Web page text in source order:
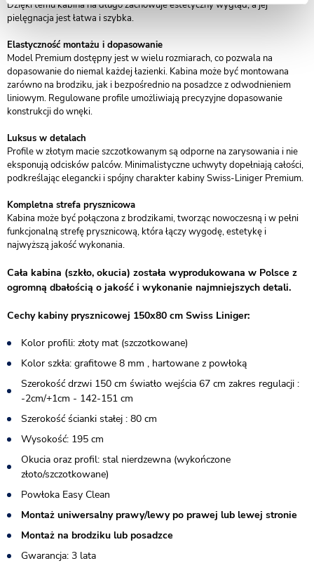
Dzięki temu kabina na długo zachowuje estetyczny wygląd, a jej
pielęgnacja jest łatwa i szybka.
Elastyczność montażu i dopasowanie
Model Premium dostępny jest w wielu rozmiarach, co pozwala na
dopasowanie do niemal każdej łazienki. Kabina może być montowana
zarówno na brodziku, jak i bezpośrednio na posadzce z odwodnieniem
liniowym. Regulowane profile umożliwiają precyzyjne dopasowanie
konstrukcji do wnęki.
Luksus w detalach
Profile w złotym macie szczotkowanym są odporne na zarysowania i nie
eksponują odcisków palców. Minimalistyczne uchwyty dopełniają całości,
podkreślając elegancki i spójny charakter kabiny Swiss-Liniger Premium.
Kompletna strefa prysznicowa
Kabina może być połączona z brodzikami, tworząc nowoczesną i w pełni
funkcjonalną strefę prysznicową, która łączy wygodę, estetykę i
najwyższą jakość wykonania.
Cała kabina (szkło, okucia) została wyprodukowana w Polsce z
ogromną dbałością o jakość i wykonanie najmniejszych detali.
Cechy kabiny prysznicowej 150x80 cm Swiss Liniger:
Kolor profili: złoty mat (szczotkowane)
Kolor szkła: grafitowe 8 mm , hartowane z powłoką
Szerokość drzwi 150 cm światło wejścia 67 cm zakres regulacji :
-2cm/+1cm - 142-151 cm
Szerokość ścianki stałej : 80 cm
Wysokość: 195 cm
Okucia oraz profil: stal nierdzewna (wykończone
złoto/szczotkowane)
Powłoka Easy Clean
Montaż uniwersalny prawy/lewy po prawej lub lewej stronie
Montaż na brodziku lub posadzce
Gwarancja: 3 lata